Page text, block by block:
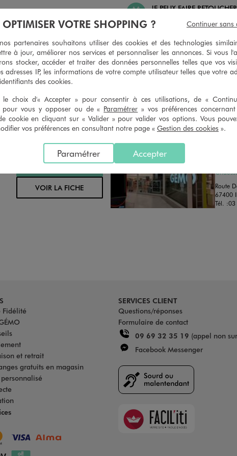
CHANGER D’AVIS
et vous proposons un avoir
pour tout article non
sous 30 jours, sur simple
du ticket de caisse, dans tous les
JE PEUX FAIRE
Ourlets, ceintures… vous avez la
faire retoucher vos articles textiles
magasins. Les tarifs sont à votre
simple demande. Voir conditions en
MAGASIN CHOISI
CHOISIR CE MAGASIN
VOIR LA FICHE
Route
67400
Tél. :
Fidélité
et retrait
gratuits en magasin
SERVICES CLIENT
Questions/réponses
Formulaire de contact
09 69 32 35 19 (appel non
Facebook Messenger
Faciliti
OPTIMISER VOTRE SHOPPING ?
partenaires souhaitons utiliser des cookies et des technologies
à jour, améliorer nos services et personnaliser les annonces. Si vous
stocker, accéder et traiter des données personnelles telles que vos
adresses IP, les informations de votre compte utilisateur telles que votre
des cookies.
le choix d'« Accepter » pour consentir à ces utilisations, de «
pour vous y opposer ou de « Paramétrer » vos préférences
cookie en cliquant sur « Valider » pour valider vos options. Vous
vos préférences en consultant notre page « Gestion des cookies ».
Accepter
Paramétrer
Continuer sans